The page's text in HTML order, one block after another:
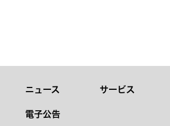
ニュース
サービス
電子公告